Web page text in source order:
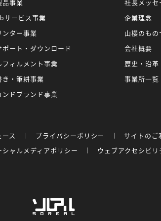
品事業
サービス事業
ンター事業
ポート・ダウンロード
フィルメント事業
き・筆耕事業
ンドブランド事業
社長メッセ
企業理念
山櫻のも
会社概要
歴史・沿革
事業所一覧
ース プライバシーポリシー サイトのご
シャルメディアポリシー
ウェブアクセシビリ